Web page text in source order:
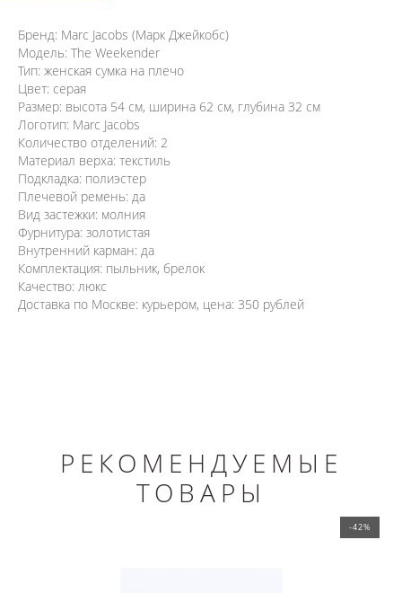
Бренд: Marc Jacobs (Марк Джейкобс)
Модель: The Weekender
Тип: женская сумка на плечо
Цвет: серая
Размер: высота 54 см, ширина 62 см, глубина 32 см
Логотип: Marc Jacobs
Количество отделений: 2
Материал верха: текстиль
Подкладка: полиэстер
Плечевой ремень: да
Вид застежки: молния
Фурнитура: золотистая
Внутренний карман: да
Комплектация: пыльник, брелок
Качество: люкс
Доставка по Москве: курьером, цена: 350 рублей
РЕКОМЕНДУЕМЫЕ
ТОВАРЫ
-42%